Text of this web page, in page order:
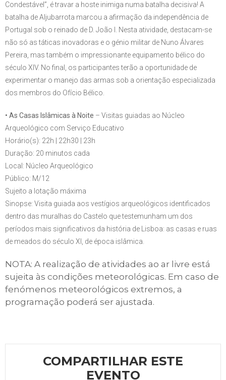
Condestável”, é travar a hoste inimiga numa batalha decisiva! A
batalha de Aljubarrota marcou a afirmação da independência de
Portugal sob o reinado de D. João I. Nesta atividade, destacam-se
não só as táticas inovadoras e o génio militar de Nuno Álvares
Pereira, mas também o impressionante equipamento bélico do
século XIV. No final, os participantes terão a oportunidade de
experimentar o manejo das armas sob a orientação especializada
dos membros do Ofício Bélico.
• As Casas Islâmicas à Noite – Visitas guiadas ao Núcleo
Arqueológico com Serviço Educativo
Horário(s): 22h | 22h30 | 23h
Duração: 20 minutos cada
Local: Núcleo Arqueológico
Público: M/12
Sujeito a lotação máxima
Sinopse: Visita guiada aos vestígios arqueológicos identificados
dentro das muralhas do Castelo que testemunham um dos
períodos mais significativos da história de Lisboa: as casas e ruas
de meados do século XI, de época islâmica.
NOTA: A realização de atividades ao ar livre está
sujeita às condições meteorológicas. Em caso de
fenómenos meteorológicos extremos, a
programação poderá ser ajustada.
COMPARTILHAR ESTE
EVENTO